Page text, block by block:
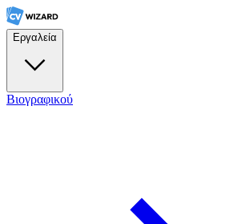
Εργαλεία
Βιογραφικού